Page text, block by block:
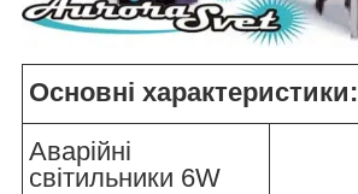
Основні характеристики:
Аварійні
світильники 6W